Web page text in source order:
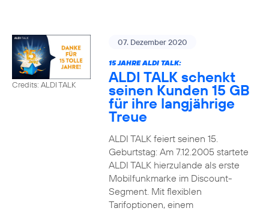
Credits: ALDI TALK
07. Dezember 2020
15 JAHRE ALDI TALK:
ALDI TALK schenkt
seinen Kunden 15 GB
für ihre langjährige
Treue
ALDI TALK feiert seinen 15.
Geburtstag: Am 7.12.2005 startete
ALDI TALK hierzulande als erste
Mobilfunkmarke im Discount-
Segment. Mit flexiblen
Tarifoptionen, einem